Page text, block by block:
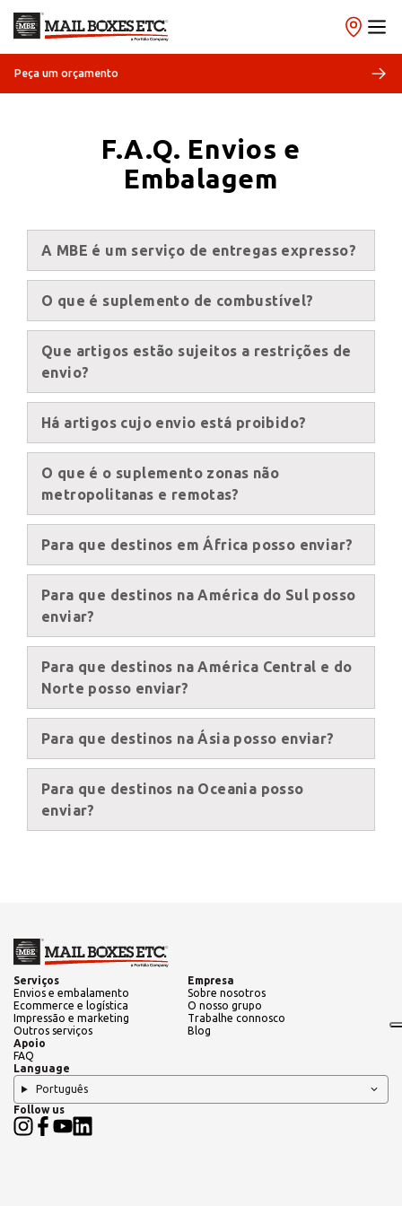
Peça um orçamento
F.A.Q. Envios e
Embalagem
A MBE é um serviço de entregas expresso?
O que é suplemento de combustível?
Que artigos estão sujeitos a restrições de
envio?
Há artigos cujo envio está proibido?
O que é o suplemento zonas não
metropolitanas e remotas?
Para que destinos em África posso enviar?
Para que destinos na América do Sul posso
enviar?
Para que destinos na América Central e do
Norte posso enviar?
Para que destinos na Ásia posso enviar?
Para que destinos na Oceania posso
enviar?
Serviços
Envios e embalamento
Ecommerce e logística
Impressão e marketing
Outros serviços
Empresa
Sobre nosotros
O nosso grupo
Trabalhe connosco
Blog
Apoio
FAQ
Language
Português
Follow us
×
Seleccione o país
Africa
Americas
Asia/Pacific
Europe
×
Escolha o seu
Centro de
Soluções MBE
Introduza o código postal ou a localidade
PESQUISE ENTRE OS CENTROS EM
PORTUGAL
Também pode abrir um Centro MBE